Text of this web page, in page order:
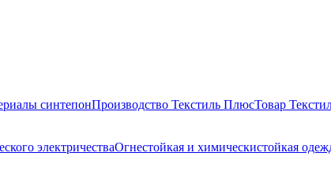
синтепонПроизводство Текстиль ПлюсТовар
электричестваОгнестойкая и химическистойкая